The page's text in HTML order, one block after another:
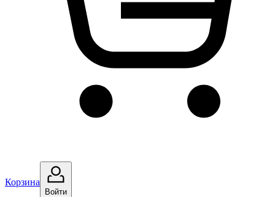
Корзина
Войти